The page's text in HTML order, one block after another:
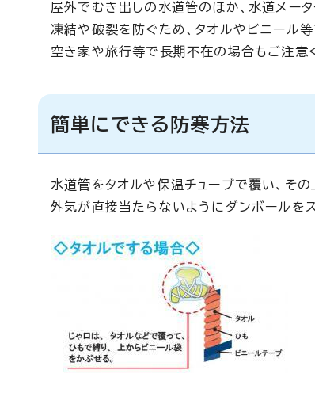
屋外でむき出しの水道管のほか、水道メー
凍結や破裂を防ぐため、タオルやビニール等
空き家や旅行等で長期不在の場合もご注意
簡単にできる防寒方法
水道管をタオルや保温チューブで覆い、そ
外気が直接当たらないようにダンボールを